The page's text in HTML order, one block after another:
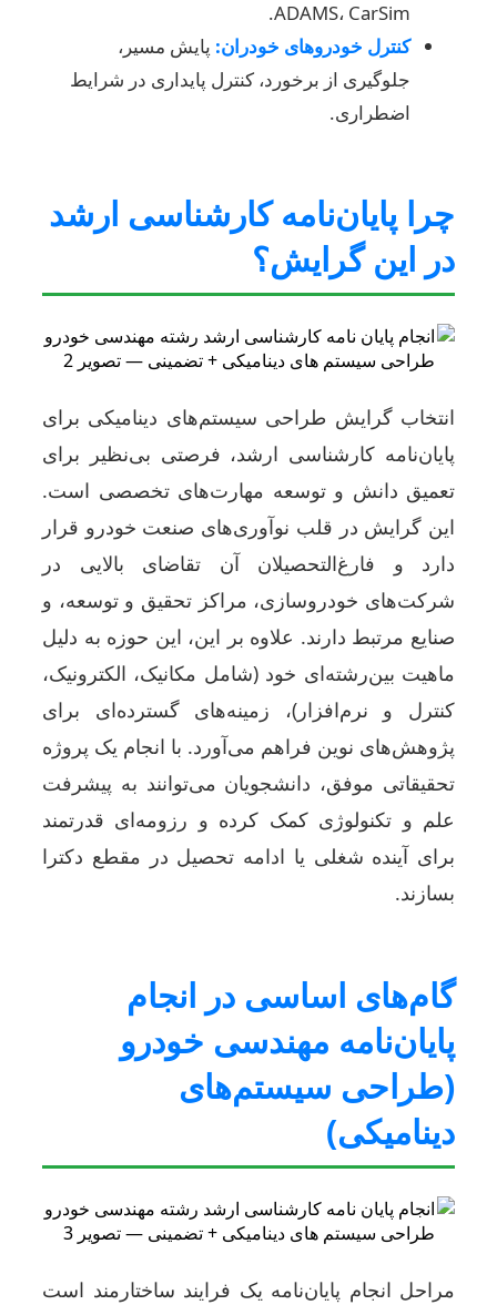
ADAMS، CarSim.
کنترل خودروهای خودران: پایش مسیر،
جلوگیری از برخورد، کنترل پایداری در شرایط
اضطراری.
چرا پایان‌نامه کارشناسی ارشد
در این گرایش؟
انتخاب گرایش طراحی سیستم‌های دینامیکی برای
پایان‌نامه کارشناسی ارشد، فرصتی بی‌نظیر برای
تعمیق دانش و توسعه مهارت‌های تخصصی است.
این گرایش در قلب نوآوری‌های صنعت خودرو قرار
دارد و فارغ‌التحصیلان آن تقاضای بالایی در
شرکت‌های خودروسازی، مراکز تحقیق و توسعه، و
صنایع مرتبط دارند. علاوه بر این، این حوزه به دلیل
ماهیت بین‌رشته‌ای خود (شامل مکانیک، الکترونیک،
کنترل و نرم‌افزار)، زمینه‌های گسترده‌ای برای
پژوهش‌های نوین فراهم می‌آورد. با انجام یک پروژه
تحقیقاتی موفق، دانشجویان می‌توانند به پیشرفت
علم و تکنولوژی کمک کرده و رزومه‌ای قدرتمند
برای آینده شغلی یا ادامه تحصیل در مقطع دکترا
بسازند.
گام‌های اساسی در انجام
پایان‌نامه مهندسی خودرو
(طراحی سیستم‌های
دینامیکی)
مراحل انجام پایان‌نامه یک فرایند ساختارمند است